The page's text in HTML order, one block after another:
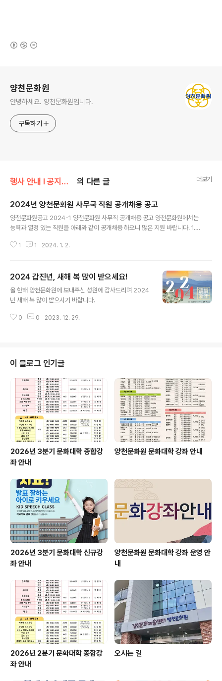
양천문화원
안녕하세요. 양천문화원입니다.
구독하기
행사 안내 Ι 공지사항/공지사항 의 다른 글 더보기
2024년 양천문화원 사무국 직원 공개채용 공고
양천문화원공고 2024-1 양천문화원 사무직 공개채용 공고 양천문화원에서는
능력과 열정 있는 직원을 아래와 같이 공개채용 하오니 많은 지원 바랍니다. 1.
① 문화행사 관련 해당분야 실무경력자 우대 ② 회계 관련 해당분야 실무경력자
근무 있음. 5. 보 수 : 문화원 연봉규정 및 복리후생규정에 따름 6. 결격사유 : 본
원 인사규정 제8조(결격사유)에 해당되지 않는 사람 2. 응시원서 교부 및 접수
1. 원서교부 : ’24. 1. 2.(화) ..
1 1 2024. 1. 2.
2024 갑진년, 새해 복 많이 받으세요!
올 한해 양천문화원에 보내주신 성원에 감사드리며 2024
년 새해 복 많이 받으시기 바랍니다.
0 0 2023. 12. 29.
이 블로그 인기글
2026년 3분기 문화대학 종합강
좌 안내
양천문화원 문화대학 강좌 안내
2026년 3분기 문화대학 신규강
좌 안내
양천문화원 문화대학 강좌 운영 안
내
2026년 2분기 문화대학 종합강
좌 안내
오시는 길